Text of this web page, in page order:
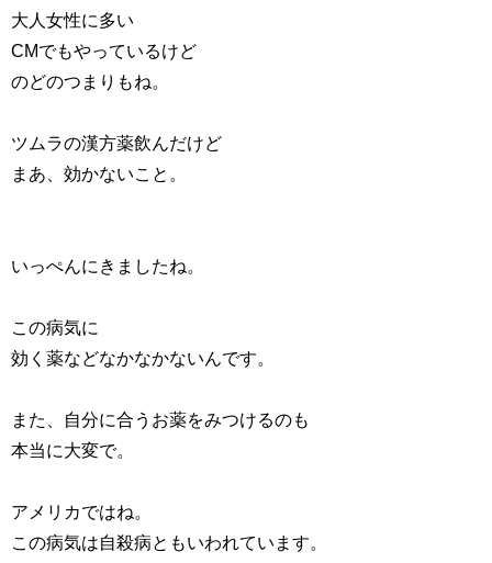
大人女性に多い
CMでもやっているけど
のどのつまりもね。
ツムラの漢方薬飲んだけど
まあ、効かないこと。
いっぺんにきましたね。
この病気に
効く薬などなかなかないんです。
また、自分に合うお薬をみつけるのも
本当に大変で。
アメリカではね。
この病気は自殺病ともいわれています。